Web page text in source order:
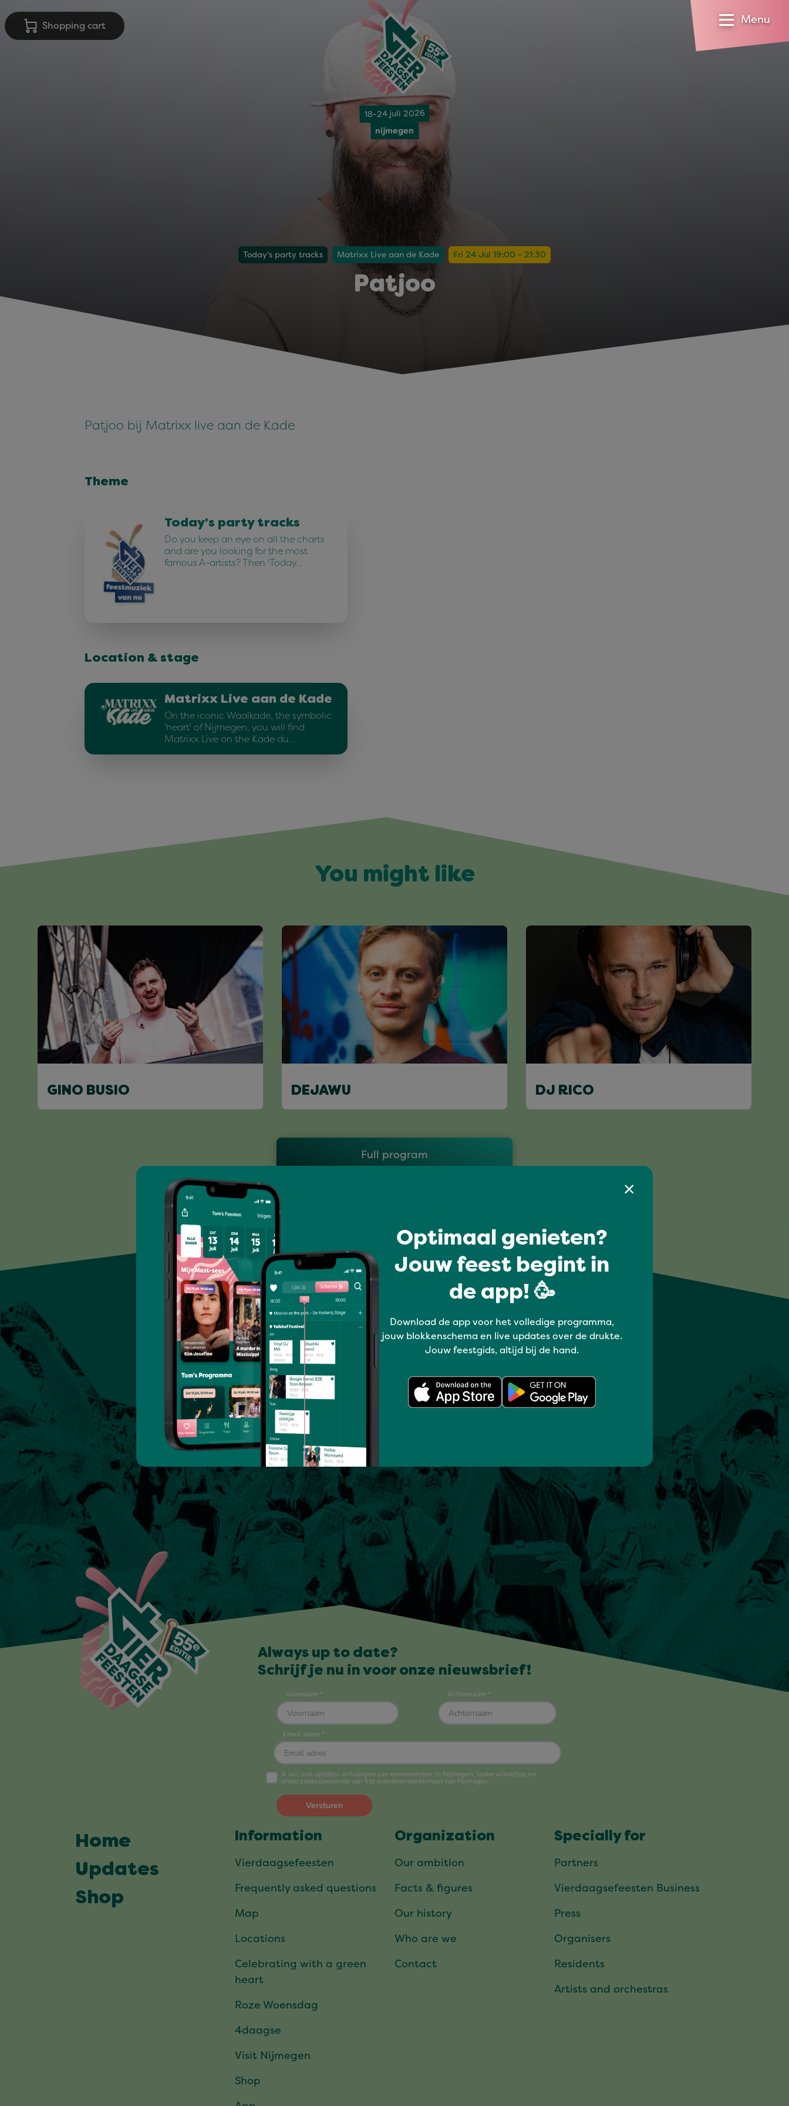
Shopping cart
18-24 juli 2026
nijmegen
Menu
Today's party tracks Matrixx Live aan de Kade Fri 24 Jul 19:00 - 21:30
Patjoo
Patjoo bij Matrixx live aan de Kade
Theme
Today's party tracks
Do you keep an eye on all the charts
and are you looking for the most
famous A-artists? Then 'Today…
Location & stage
Matrixx Live aan de Kade
On the iconic Waalkade, the symbolic
'heart' of Nijmegen, you will find
Matrixx Live on the Kade du…
You might like
GINO BUSIO DEJAWU DJ RICO
Full program
Optimaal genieten?
Jouw feest begint in
de app! 🥳
Download de app voor het volledige programma,
jouw blokkenschema en live updates over de drukte.
Jouw feestgids, altijd bij de hand.
Always up to date?
Schrijf je nu in voor onze nieuwsbrief!
Home
Updates
Shop
Information
Vierdaagsefeesten
Frequently asked questions
Map
Locations
Celebrating with a green
heart
Roze Woensdag
4daagse
Visit Nijmegen
Shop
Organization
Our ambition
Facts & figures
Our history
Who are we
Contact
Specially for
Partners
Vierdaagsefeesten Business
Press
Organisers
Residents
Artists and orchestras